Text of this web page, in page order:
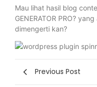
Mau lihat hasil blog
GENERATOR PRO?
dimengerti kan?
Previous Post